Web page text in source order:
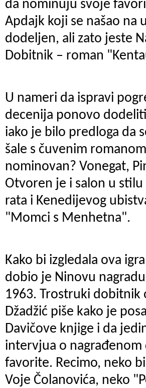
da nominuju svoje
Apdajk koji se našao na
dodeljen, ali zato jeste
Dobitnik – roman
U nameri da ispravi
decenija ponovo
iako je bilo predloga da
šale s čuvenim
nominovan? Vonegat,
Otvoren je i salon u
rata i Kenedijevog
"Momci s Menhetna".
Kako bi izgledala ova
dobio je Ninovu
1963. Trostruki dobitnik
Džadžić piše kako je
Davičove knjige i da
intervjua o
favorite. Recimo, neko
Voje Čolanovića, neko